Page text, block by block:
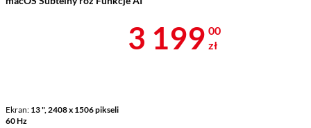
Ekran 13 ", 2408 x 1506 pikseli
60 Hz
Cena 3 199 zł
3 199 00
zł